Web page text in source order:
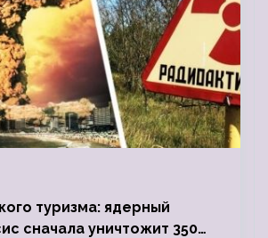
туризма: ядерный
сначала уничтожит 350